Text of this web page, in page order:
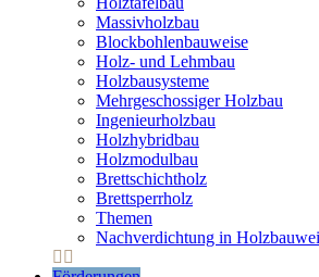
Massivholzbau
Blockbohlenbauweise
Holz- und Lehmbau
Holzbausysteme
Mehrgeschossiger Holzbau
Ingenieurholzbau
Holzhybridbau
Holzmodulbau
Brettschichtholz
Brettsperrholz
Themen
Nachverdichtung in